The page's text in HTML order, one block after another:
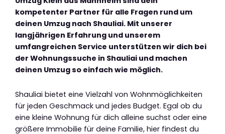
kompetenter Partner für alle Fragen rund um
deinen Umzug nach Shauliai. Mit unserer
langjährigen Erfahrung und unserem
umfangreichen Service unterstützen wir dich bei
der Wohnungssuche in Shauliai und machen
deinen Umzug so einfach wie möglich.
Shauliai bietet eine Vielzahl von Wohnmöglichkeiten
für jeden Geschmack und jedes Budget. Egal ob du
eine kleine Wohnung für dich alleine suchst oder eine
größere Immobilie für deine Familie, hier findest du